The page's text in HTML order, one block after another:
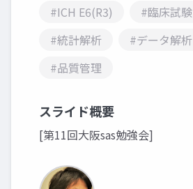
#ICH E6(R3)
#臨床試験
#統計解析
#データ解析
#品質管理
スライド概要
[第11回大阪sas勉強会]